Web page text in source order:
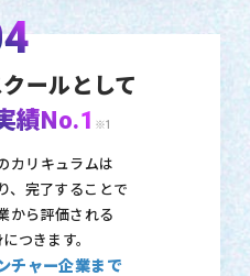
ールとして
績No.1 ※1
カリキュラムは
、 完了することで
から評価される
つきます。
チャー企業まで